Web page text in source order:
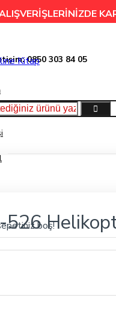
0850 303 84 05
boş!
Versatil Kalem 0.7Mm
526